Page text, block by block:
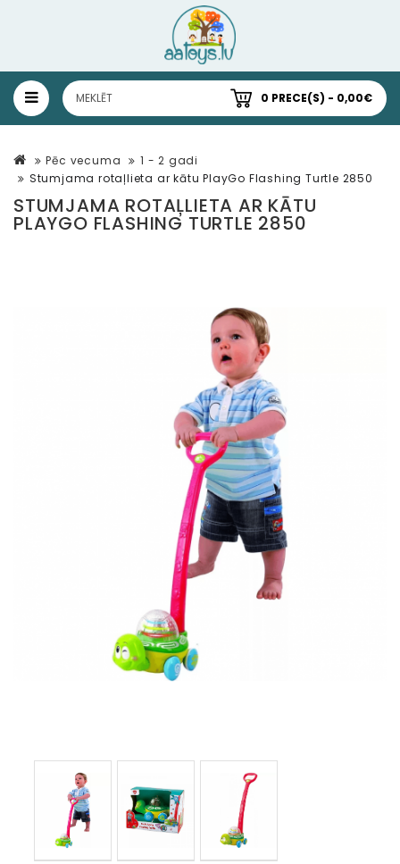
0 PRECE(S) - 0,00€
Pēc vecuma
1 - 2 gadi
Stumjama rotaļlieta ar kātu PlayGo Flashing Turtle 2850
STUMJAMA ROTAĻLIETA AR KĀTU
PLAYGO FLASHING TURTLE 2850